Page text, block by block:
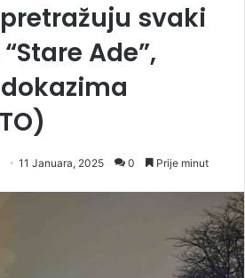
svaki
Ade”,
11 Januara, 2025 0 Prije minut